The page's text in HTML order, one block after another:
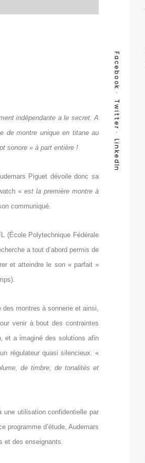
Facebook
Twitter
LinkedIn
indépendante a le secret. A
de montre unique en titane au
sonore » à part entière !
Piguet dévoile donc sa
« est la première montre à
communiqué.
(École Polytechnique Fédérale
a tout d’abord permis de
et atteindre le son « parfait »
des montres à sonnerie et ainsi,
venir à bout des contraintes
et a imaginé des solutions afin
régulateur quasi silencieux. «
de timbre, de tonalités et
une utilisation confidentielle par
programme d’étude, Audemars
des enseignants.